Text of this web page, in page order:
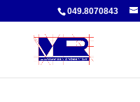
049.8070843